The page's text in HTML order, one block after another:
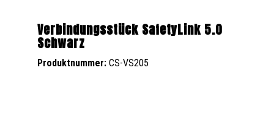
Verbindungsstück SafetyLink 5.0
Schwarz
Produktnummer: CS-VS205